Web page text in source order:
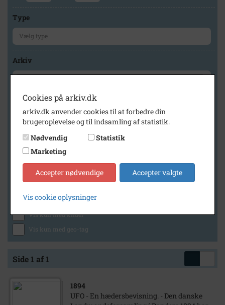
Type
Arkiv
Geografi
Generelt
Vis kun med billeder
Vis kun med lydklip
Vis kun med kilder
Vis kun med geo-tag
Side 1 af 1
1894
UFO - En hædersbevisning. - Den danske
Cookies på arkiv.dk
arkiv.dk anvender cookies til at forbedre din
brugeroplevelse og til indsamling af statistik.
Nødvendig
Statistik
Marketing
Accepter nødvendige Accepter valgte
Vis cookie oplysninger